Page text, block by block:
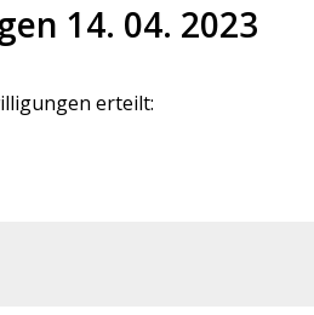
14. 04. 2023
erteilt: